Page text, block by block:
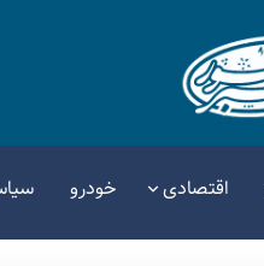
اقتصادی خودرو